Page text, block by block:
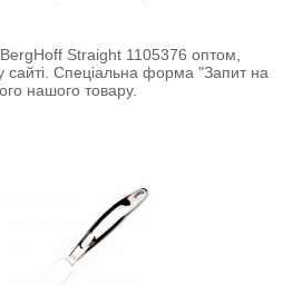
Straight 1105376 оптом,
Спеціальна форма "Запит на
нашого товару.